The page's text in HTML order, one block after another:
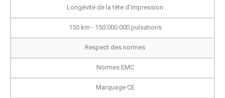
Longévité de la tête d'impression
150 km - 150.000.000 pulsations
Respect des normes
Normes EMC
Marquage CE